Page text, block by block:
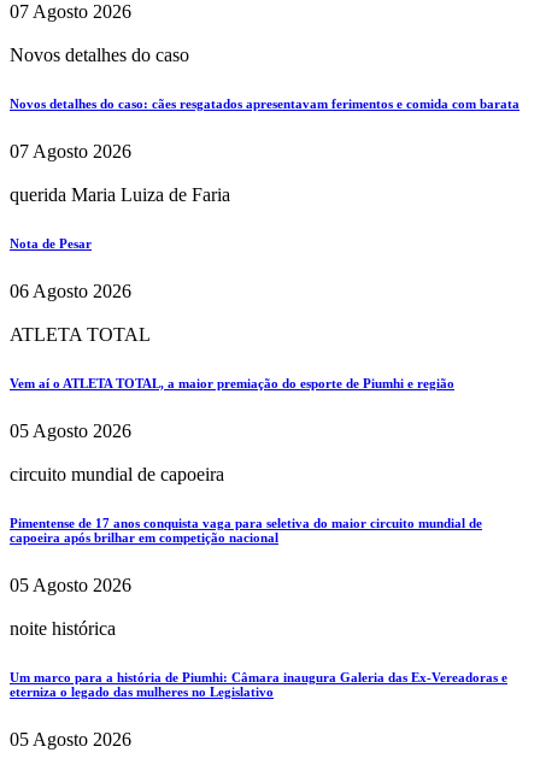
07 Agosto 2026
Novos detalhes do caso
Novos detalhes do caso: cães resgatados apresentavam ferimentos e comida com barata
07 Agosto 2026
querida Maria Luiza de Faria
Nota de Pesar
06 Agosto 2026
ATLETA TOTAL
Vem aí o ATLETA TOTAL, a maior premiação do esporte de Piumhi e região
05 Agosto 2026
circuito mundial de capoeira
Pimentense de 17 anos conquista vaga para seletiva do maior circuito mundial de
capoeira após brilhar em competição nacional
05 Agosto 2026
noite histórica
Um marco para a história de Piumhi: Câmara inaugura Galeria das Ex-Vereadoras e
eterniza o legado das mulheres no Legislativo
05 Agosto 2026